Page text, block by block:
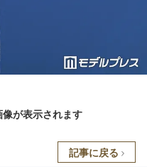
が表示されます
記事に戻る